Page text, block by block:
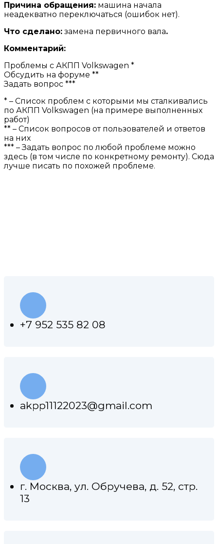
Причина обращения: машина начала
неадекватно переключаться (ошибок нет).
Что сделано: замена первичного вала.
Комментарий:
Проблемы с АКПП Volkswagen *
Обсудить на форуме **
Задать вопрос ***
* – Список проблем с которыми мы сталкивались
по АКПП Volkswagen (на примере выполненных
работ)
** – Список вопросов от пользователей и ответов
на них
*** – Задать вопрос по любой проблеме можно
здесь (в том числе по конкретному ремонту). Сюда
лучше писать по похожей проблеме.
+7 952 535 82 08
akpp11122023@gmail.com
г. Москва, ул. Обручева, д. 52, стр.
13